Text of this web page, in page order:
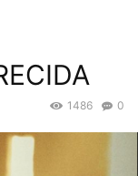
0
1486